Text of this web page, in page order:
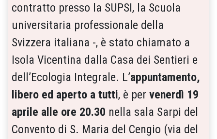
contratto presso la SUPSI, la Scuola
universitaria professionale della
Svizzera italiana -, è stato chiamato a
Isola Vicentina dalla Casa dei Sentieri e
dell’Ecologia Integrale. L’appuntamento,
libero ed aperto a tutti, è per venerdì 19
aprile alle ore 20.30 nella sala Sarpi del
Convento di S. Maria del Cengio (via del